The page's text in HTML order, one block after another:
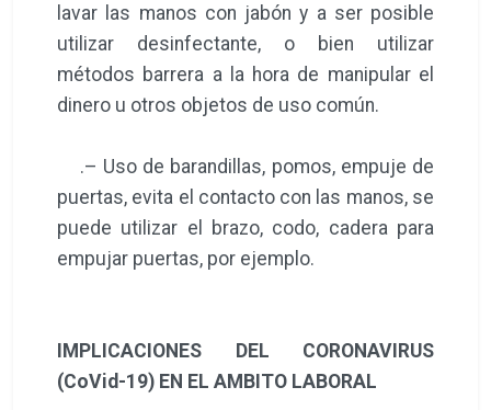
lavar las manos con jabón y a ser posible
utilizar desinfectante, o bien utilizar
métodos barrera a la hora de manipular el
dinero u otros objetos de uso común.
.– Uso de barandillas, pomos, empuje de
puertas, evita el contacto con las manos, se
puede utilizar el brazo, codo, cadera para
empujar puertas, por ejemplo.
IMPLICACIONES DEL CORONAVIRUS
(CoVid-19) EN EL AMBITO LABORAL